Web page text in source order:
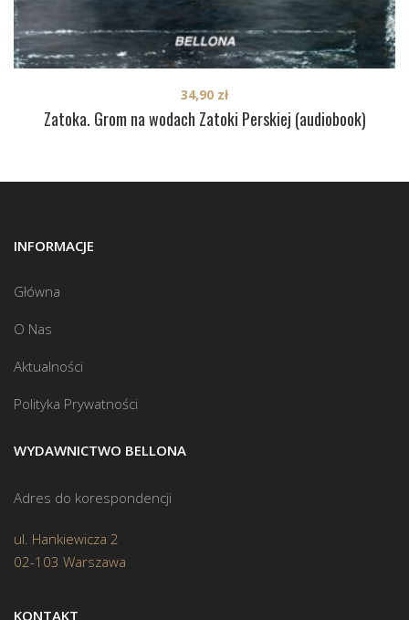
Zatoka. Grom na wodach Zatoki Perskiej (audiobook)
34,90 zł
INFORMACJE
Główna
O Nas
Aktualności
Polityka Prywatności
WYDAWNICTWO BELLONA
Adres do korespondencji
ul. Hankiewicza 2
02-103 Warszawa
KONTAKT